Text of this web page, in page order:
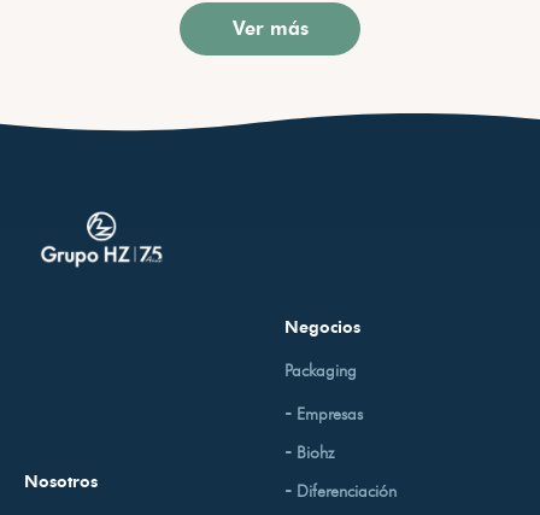
Ver más
Nosotros
Negocios
Packaging
Empresas
Biohz
Diferenciación